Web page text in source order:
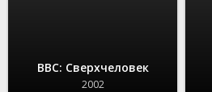
BBC: Сверхчеловек
2002